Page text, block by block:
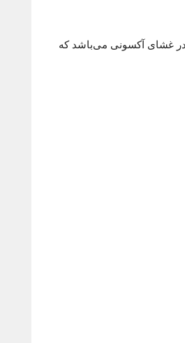
در غشای آکسونی می‌باشد که